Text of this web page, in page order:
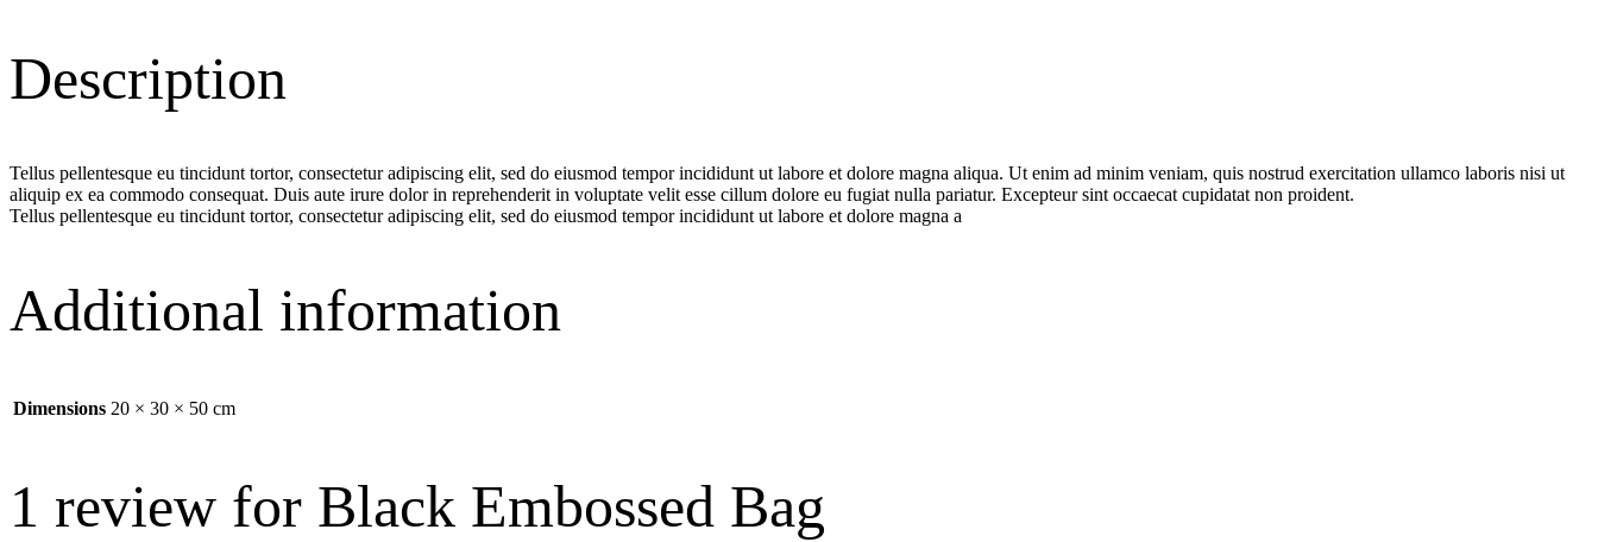
Description
Tellus pellentesque eu tincidunt tortor, consectetur adipiscing elit, sed do eiusmod tempor incididunt ut labore et dolore magna aliqua. Ut enim ad minim veniam, quis nostrud exercitation ullamco laboris nisi ut
aliquip ex ea commodo consequat. Duis aute irure dolor in reprehenderit in voluptate velit esse cillum dolore eu fugiat nulla pariatur. Excepteur sint occaecat cupidatat non proident.
Tellus pellentesque eu tincidunt tortor, consectetur adipiscing elit, sed do eiusmod tempor incididunt ut labore et dolore magna a
Additional information
Dimensions 20 × 30 × 50 cm
1 review for Black Embossed Bag